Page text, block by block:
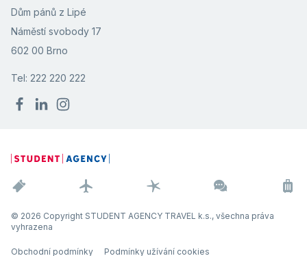
Dům pánů z Lipé
Náměstí svobody 17
602 00 Brno
Tel: 222 220 222
© 2026 Copyright STUDENT AGENCY TRAVEL k.s., všechna práva
vyhrazena
Obchodní podmínky Podmínky užívání cookies